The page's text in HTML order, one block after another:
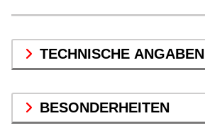
TECHNISCHE ANGABEN
BESONDERHEITEN